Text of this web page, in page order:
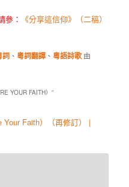
參：
《分享這信仰》（二稿）
詞 、粵詞翻譯 、粵語詩歌 由
YOUR FAITH）”
Your Faith）（再修訂） |